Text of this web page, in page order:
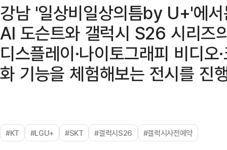
강남 '일상비일상의틈by U+'에
AI 도슨트와 갤럭시 S26 시리즈
디스플레이·나이토그래피 비디
화 기능을 체험해보는 전시를 진
#KT #LGU+ #SKT #갤럭시S26 #갤럭시사전예약